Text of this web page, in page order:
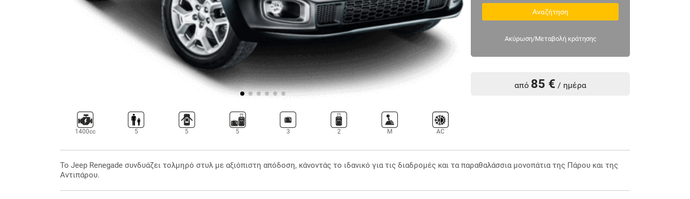
Αναζήτηση
Ακύρωση/Μεταβολή κράτησης
από 85 € / ημέρα
1400cc 5 5 5 3 2 M AC
Το Jeep Renegade συνδυάζει τολμηρό στυλ με αξιόπιστη απόδοση, κάνοντάς το ιδανικό για τις διαδρομές και τα παραθαλάσσια μονοπάτια της Πάρου και της
Αντιπάρου.